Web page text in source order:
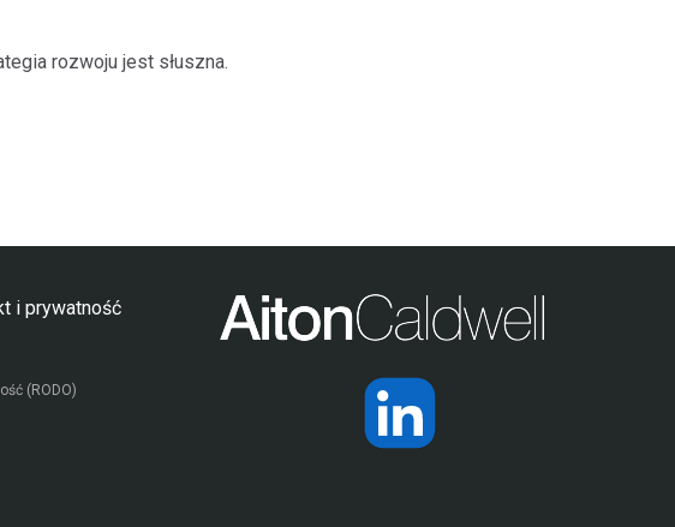
rozwoju jest słuszna.
i prywatność
(RODO)